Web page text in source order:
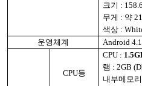
크기 :
무게 : 약
색상 :
운영체계
Android
CPU등
CPU :
램 : 2GB
내부메모리